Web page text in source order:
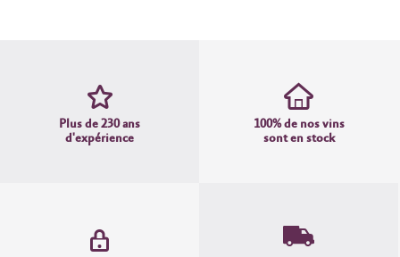
Plus de 230 ans
d'expérience
100% de nos vins
sont en stock